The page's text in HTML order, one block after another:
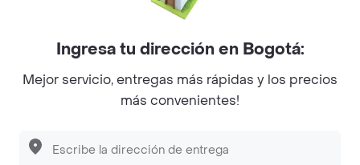
Facebook
Twitter
Instagram
Ingresa tu dirección en Bogotá:
Mejor servicio, entregas más rápidas y los precios
más convenientes!